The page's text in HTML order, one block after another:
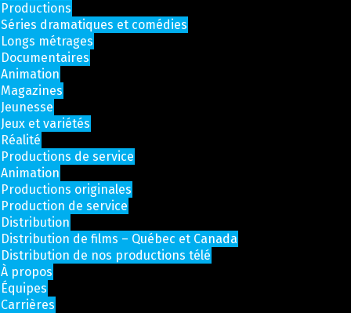
Productions
Séries dramatiques et comédies
Longs métrages
Documentaires
Animation
Magazines
Jeunesse
Jeux et variétés
Réalité
Productions de service
Animation
Productions originales
Production de service
Distribution
Distribution de films – Québec et Canada
Distribution de nos productions télé
À propos
Équipes
Carrières